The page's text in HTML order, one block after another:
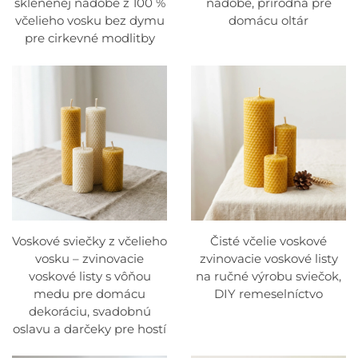
je obnoviteľným zdrojom a jeho výroba podporuje
zdravé populácie včiel, čo znamená, že sviečky z
2. Dlhšia doba horenia
Jednou z najvýraznejších vlastností sviečok z včelieho
vosku je ich predĺžená doba horenia. Vďaka
prirodzenej hustote včelieho vosku sa tieto sviečky
horia pomalšie ako tradičné parafínové sviečky. To má
za následok dlhšie trvajúci a účinnejší zdroj
osvetlenia, ktorý vám poskytuje lepšiu hodnotu za
peniaze. Či už ich používate doma alebo v
obchodných účeloch, sviečky z včelieho vosku
poskytujú hodiny osvetlenia.
včelieho vosku bez dymu
pre cirkevné modlitby
domácu oltár
Voskové sviečky z včelieho
vosku – zvinovacie
voskové listy s vôňou
medu pre domácu
dekoráciu, svadobnú
oslavu a darčeky pre hostí
Čisté včelie voskové
zvinovacie voskové listy
na ručné výrobu sviečok,
DIY remeselníctvo